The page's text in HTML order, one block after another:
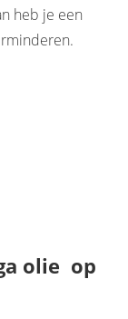
heb je een
olie op